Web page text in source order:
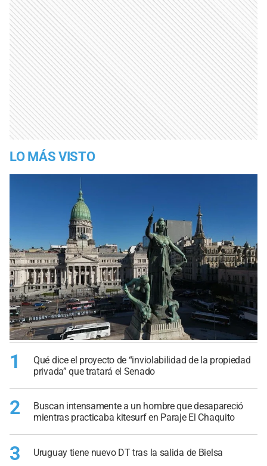
LO MÁS VISTO
1
Qué dice el proyecto de “inviolabilidad de la propiedad
privada” que tratará el Senado
2
Buscan intensamente a un hombre que desapareció
mientras practicaba kitesurf en Paraje El Chaquito
3 Uruguay tiene nuevo DT tras la salida de Bielsa